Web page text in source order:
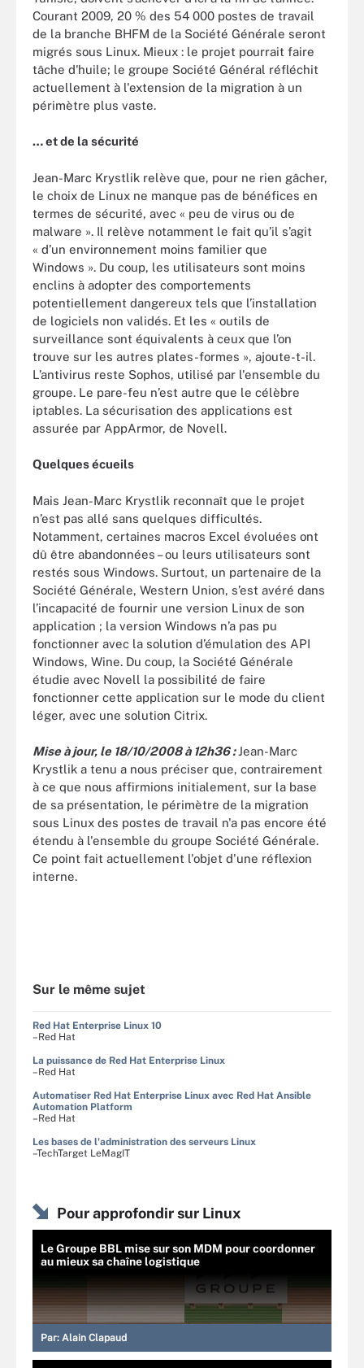
Courant 2009, 20 % des 54 000 postes de travail
de la branche BHFM de la Société Générale seront
migrés sous Linux. Mieux : le projet pourrait faire
tâche d'huile; le groupe Société Général réfléchit
actuellement à l'extension de la migration à un
périmètre plus vaste.
… et de la sécurité
Jean-Marc Krystlik relève que, pour ne rien gâcher,
le choix de Linux ne manque pas de bénéfices en
termes de sécurité, avec « peu de virus ou de
malware ». Il relève notamment le fait qu’il s’agit
« d’un environnement moins familier que
Windows ». Du coup, les utilisateurs sont moins
enclins à adopter des comportements
potentiellement dangereux tels que l’installation
de logiciels non validés. Et les « outils de
surveillance sont équivalents à ceux que l’on
trouve sur les autres plates-formes », ajoute-t-il.
L’antivirus reste Sophos, utilisé par l'ensemble du
groupe. Le pare-feu n’est autre que le célèbre
iptables. La sécurisation des applications est
assurée par AppArmor, de Novell.
Quelques écueils
Mais Jean-Marc Krystlik reconnaît que le projet
n’est pas allé sans quelques difficultés.
Notamment, certaines macros Excel évoluées ont
dû être abandonnées – ou leurs utilisateurs sont
restés sous Windows. Surtout, un partenaire de la
Société Générale, Western Union, s’est avéré dans
l’incapacité de fournir une version Linux de son
application ; la version Windows n’a pas pu
fonctionner avec la solution d’émulation des API
Windows, Wine. Du coup, la Société Générale
étudie avec Novell la possibilité de faire
fonctionner cette application sur le mode du client
léger, avec une solution Citrix.
Mise à jour, le 18/10/2008 à 12h36 :Jean-Marc
Krystlik a tenu a nous préciser que, contrairement
à ce que nous affirmions initialement, sur la base
de sa présentation, le périmètre de la migration
sous Linux des postes de travail n'a pas encore été
étendu à l'ensemble du groupe Société Générale.
Ce point fait actuellement l'objet d'une réflexion
interne.
Sur le même sujet
Red Hat Enterprise Linux 10
–Red Hat
La puissance de Red Hat Enterprise Linux
–Red Hat
Automatiser Red Hat Enterprise Linux avec Red Hat Ansible
Automation Platform
–Red Hat
Les bases de l'administration des serveurs Linux
–TechTarget LeMagIT
Pour approfondir sur Linux
Le Groupe BBL mise sur son MDM pour coordonner
au mieux sa chaîne logistique
Par: Alain Clapaud